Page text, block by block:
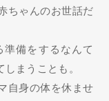
ちゃんのお世話だ
備をするなんて
まうことも。
自身の体を休ませ